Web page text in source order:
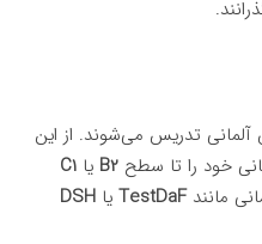
آلمانی تدریس می‌شوند. از این
خود را تا سطحB2 یاC1
مانندTestDaF یاDSH